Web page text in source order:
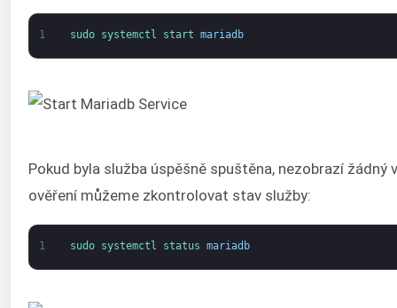
1 sudo systemctl start mariadb
Pokud byla služba úspěšně spuštěna, nezobrazí žádný
ověření můžeme zkontrolovat stav služby:
1 sudo systemctl status mariadb